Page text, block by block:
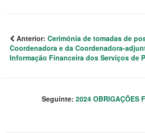
Anterior: Cerimónia de tomadas de
Coordenadora e da Coordenadora-
Informação Financeira dos Serviços de
Seguinte: 2024 OBRIGAÇÕES